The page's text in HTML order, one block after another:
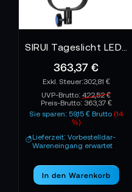
363,37 €
302,81 €
UVP-Brutto:422,52 €
Preis-Brutto: 363,37 €
Sie sparen: 59,15 € Brutto(14
%)
Lieferzeit: Vorbestelldar-
Wareneingang erwartet
In den Warenkorb